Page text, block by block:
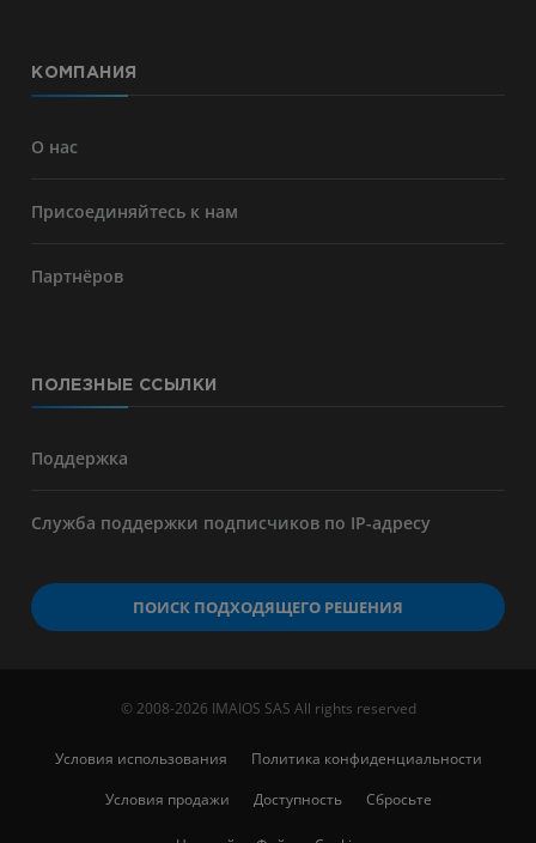
КОМПАНИЯ
О нас
Присоединяйтесь к нам
Партнёров
ПОЛЕЗНЫЕ ССЫЛКИ
Поддержка
Служба поддержки подписчиков по IP-адресу
ПОИСК ПОДХОДЯЩЕГО РЕШЕНИЯ
© 2008-2026 IMAIOS SAS All rights reserved
Условия использования
Политика конфиденциальности
Условия продажи
Доступность Сбросьте